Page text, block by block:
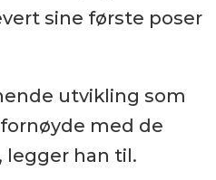
sine første poser
utvikling som
med de
legger han til.